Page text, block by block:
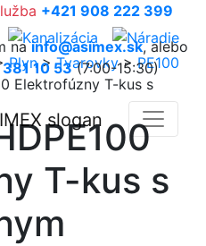
+421 908 222 399
nainfo@asimex.sk, alebo
10 53(7:00-15:30)
Plyn>Tvarovky>PE100
Elektrofúzny T-kus s
T-kus s